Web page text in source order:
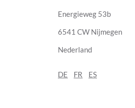
Energieweg 53b
6541 CW Nijmegen
Nederland
DE FR ES